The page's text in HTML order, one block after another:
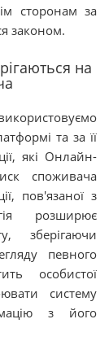
сторонам за
законом.
на
та за її
які Онлайн-
споживача
пов'язаної з
розширює
зберігаючи
певного
особистої
систему
з його